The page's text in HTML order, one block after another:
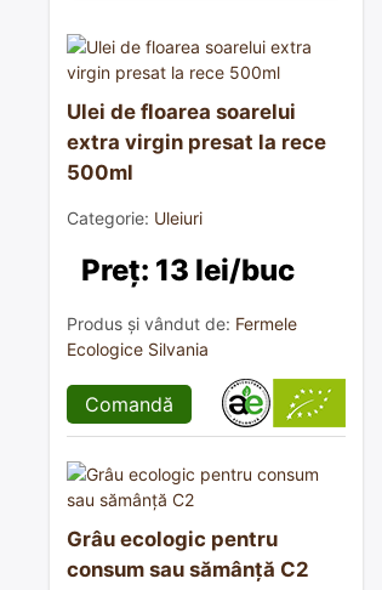
Ulei de floarea soarelui
extra virgin presat la rece
500ml
Categorie: Uleiuri
Preț: 13 lei/buc
Produs și vândut de: Fermele
Ecologice Silvania
Comandă
Grâu ecologic pentru
consum sau sămânță C2